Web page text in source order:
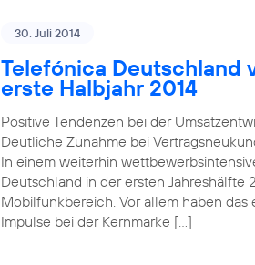
30. Juli 2014
Telefónica Deutschland
erste Halbjahr 2014
Positive Tendenzen bei der
Deutliche Zunahme bei
In einem weiterhin
Deutschland in der ersten Jahreshälfte
Mobilfunkbereich. Vor allem haben
Impulse bei der Kernmarke […]